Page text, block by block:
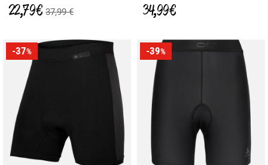
22,79 € 37,99 € 34,99 €
-37% -39%